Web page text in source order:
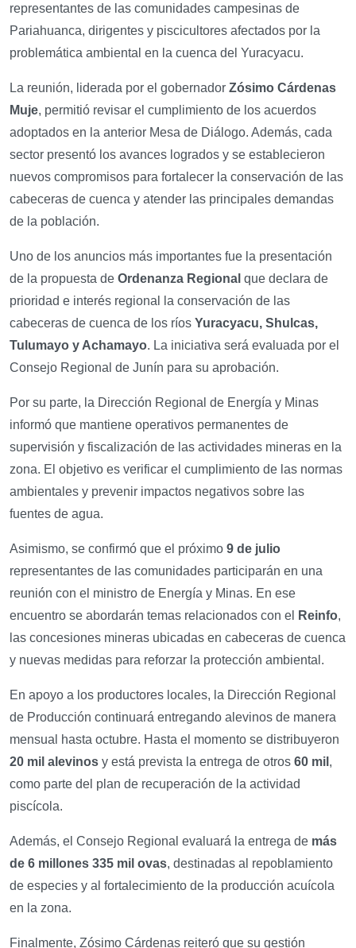
representantes de las comunidades campesinas de
Pariahuanca, dirigentes y piscicultores afectados por la
problemática ambiental en la cuenca del Yuracyacu.
La reunión, liderada por el gobernador Zósimo Cárdenas
Muje, permitió revisar el cumplimiento de los acuerdos
adoptados en la anterior Mesa de Diálogo. Además, cada
sector presentó los avances logrados y se establecieron
nuevos compromisos para fortalecer la conservación de las
cabeceras de cuenca y atender las principales demandas
de la población.
Uno de los anuncios más importantes fue la presentación
de la propuesta de Ordenanza Regional que declara de
prioridad e interés regional la conservación de las
cabeceras de cuenca de los ríos Yuracyacu, Shulcas,
Tulumayo y Achamayo. La iniciativa será evaluada por el
Consejo Regional de Junín para su aprobación.
Por su parte, la Dirección Regional de Energía y Minas
informó que mantiene operativos permanentes de
supervisión y fiscalización de las actividades mineras en la
zona. El objetivo es verificar el cumplimiento de las normas
ambientales y prevenir impactos negativos sobre las
fuentes de agua.
Asimismo, se confirmó que el próximo 9 de julio
representantes de las comunidades participarán en una
reunión con el ministro de Energía y Minas. En ese
encuentro se abordarán temas relacionados con el
Reinfo,
las concesiones mineras ubicadas en cabeceras de cuenca
y nuevas medidas para reforzar la protección ambiental.
En apoyo a los productores locales, la Dirección Regional
de Producción continuará entregando alevinos de manera
mensual hasta octubre. Hasta el momento se distribuyeron
20 mil alevinos y está prevista la entrega de otros 60 mil ,
como parte del plan de recuperación de la actividad
piscícola.
Además, el Consejo Regional evaluará la entrega de más
de 6 millones 335 mil ovas, destinadas al repoblamiento
de especies y al fortalecimiento de la producción acuícola
en la zona.
Finalmente, Zósimo Cárdenas reiteró que su gestión